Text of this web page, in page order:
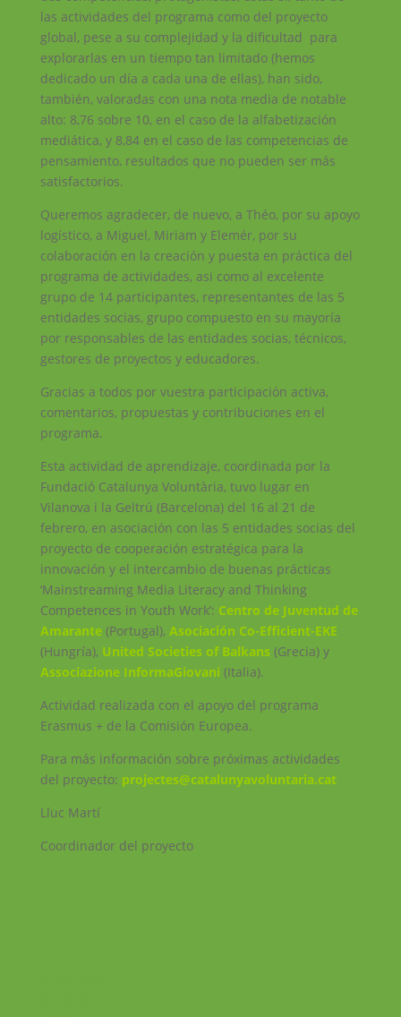
las actividades del programa como del proyecto
global, pese a su complejidad y la dificultad para
explorarlas en un tiempo tan limitado (hemos
dedicado un día a cada una de ellas), han sido,
también, valoradas con una nota media de notable
alto: 8,76 sobre 10, en el caso de la alfabetización
mediática, y 8,84 en el caso de las competencias de
pensamiento, resultados que no pueden ser más
satisfactorios.
Queremos agradecer, de nuevo, a Théo, por su apoyo
logístico, a Miguel, Miriam y Elemér, por su
colaboración en la creación y puesta en práctica del
programa de actividades, asi como al excelente
grupo de 14 participantes, representantes de las 5
entidades socias, grupo compuesto en su mayoría
por responsables de las entidades socias, técnicos,
gestores de proyectos y educadores.
Gracias a todos por vuestra participación activa,
comentarios, propuestas y contribuciones en el
programa.
Esta actividad de aprendizaje, coordinada por la
Fundació Catalunya Voluntària, tuvo lugar en
Vilanova i la Geltrú (Barcelona) del 16 al 21 de
febrero, en asociación con las 5 entidades socias del
proyectode cooperación estratégica para la
innovación y el intercambio de buenas prácticas
‘Mainstreaming Media Literacy and Thinking
Competences in Youth Work’: Centro de Juventud de
Amarante(Portugal), Asociación Co-Efficient-EKE
(Hungría), United Societies of Balkans(Grecia) y
Associazione InformaGiovani (Italia).
Actividad realizada con el apoyo del programa
Erasmus + de la Comisión Europea.
Para más información sobre próximas actividades
del proyecto: projectes@catalunyavoluntaria.cat
Lluc Martí
Coordinador del proyecto